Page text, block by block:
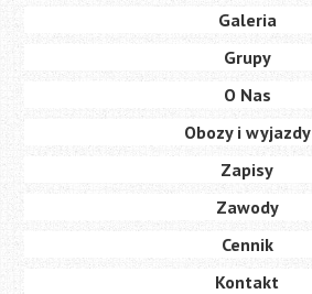
content
Galeria
Grupy
O Nas
Obozy i wyjazdy
Zapisy
Zawody
Cennik
Kontakt